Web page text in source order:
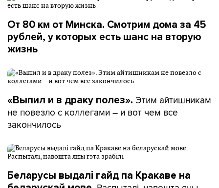
От 80 км от Минска. Смотрим дома за 45
рублей, у которых есть шанс на вторую
жизнь
«Выпил и в драку полез». Этим айтишникам
не повезло с коллегами – и вот чем все
закончилось
Беларусы выдалі гайд па Кракаве на